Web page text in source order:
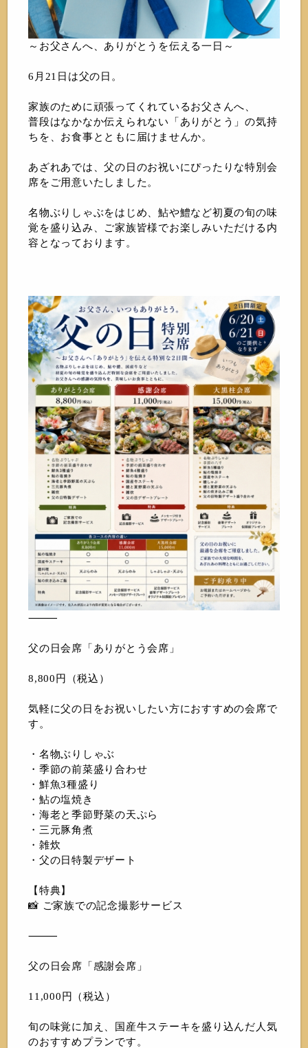
～お父さんへ、ありがとうを伝える一日～
6月21日は父の日。
家族のために頑張ってくれているお父さんへ、
普段はなかなか伝えられない「ありがとう」の気持
ちを、お食事とともに届けませんか。
あざれあでは、父の日のお祝いにぴったりな特別会
席をご用意いたしました。
名物ぶりしゃぶをはじめ、鮎や鱧など初夏の旬の味
覚を盛り込み、ご家族皆様でお楽しみいただける内
容となっております。
⸻
父の日会席「ありがとう会席」
8,800円（税込）
気軽に父の日をお祝いしたい方におすすめの会席で
す。
・名物ぶりしゃぶ
・季節の前菜盛り合わせ
・鮮魚3種盛り
・鮎の塩焼き
・海老と季節野菜の天ぷら
・三元豚角煮
・雑炊
・父の日特製デザート
【特典】
📸 ご家族での記念撮影サービス
⸻
父の日会席「感謝会席」
11,000円（税込）
旬の味覚に加え、国産牛ステーキを盛り込んだ人気
のおすすめプランです。